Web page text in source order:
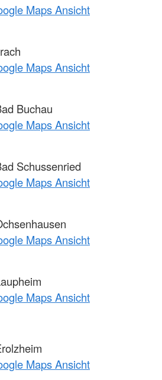
Maps Ansicht
Maps Ansicht
Buchau
Maps Ansicht
Schussenried
Maps Ansicht
Maps Ansicht
Maps Ansicht
Maps Ansicht